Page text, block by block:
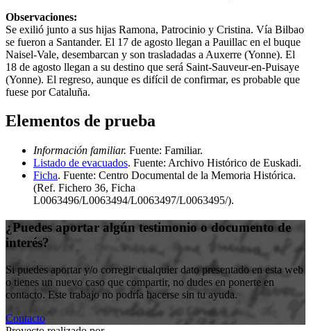
Observaciones:
Se exilió junto a sus hijas Ramona, Patrocinio y Cristina. Vía Bilbao
se fueron a Santander. El 17 de agosto llegan a Pauillac en el buque
Naisel-Vale, desembarcan y son trasladadas a Auxerre (Yonne). El
18 de agosto llegan a su destino que será Saint-Sauveur-en-Puisaye
(Yonne). El regreso, aunque es difícil de confirmar, es probable que
fuese por Cataluña.
Elementos de prueba
Información familiar. Fuente: Familiar.
Listado de evacuados. Fuente: Archivo Histórico de Euskadi.
Ficha. Fuente: Centro Documental de la Memoria Histórica.
(Ref. Fichero 36, Ficha
L0063496/L0063494/L0063497/L0063495/).
¿Puedes aportar algún testimonio o documento de
interés?
Si puedes aportar y/o corregir cualquier dato presentado en esta web
o tienes un nuevo caso que compartir, no dudes en ponerte en
contacto. Este trabajo no podría hacerse sin tu ayuda.
Contacto